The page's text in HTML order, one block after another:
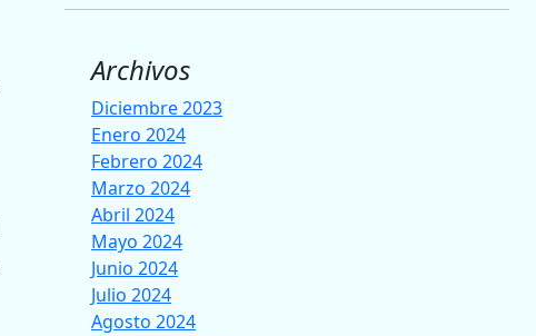
Archivos
Diciembre 2023
Enero 2024
Febrero 2024
Marzo 2024
Abril 2024
Mayo 2024
Junio 2024
Julio 2024
Agosto 2024